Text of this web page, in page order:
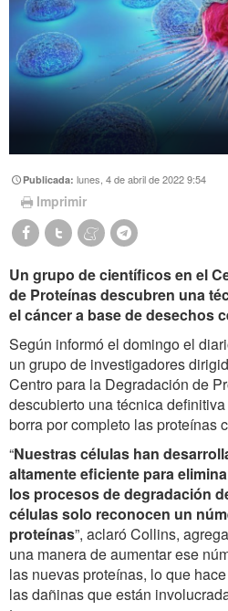
Publicada:lunes, 4 de abril de 2022 9:54
Imprimir
Un grupo de científicos en el
de Proteínas descubren una
el cáncer a base de desechos
Según informó el domingo el
un grupo de investigadores
Centro para la Degradación de
descubierto una técnica
borra por completo las proteínas
“Nuestras células han
altamente eficiente para
los procesos de degradación
células solo reconocen un
proteínas”, aclaró Collins,
una manera de aumentar ese
las nuevas proteínas, lo que
las dañinas que están